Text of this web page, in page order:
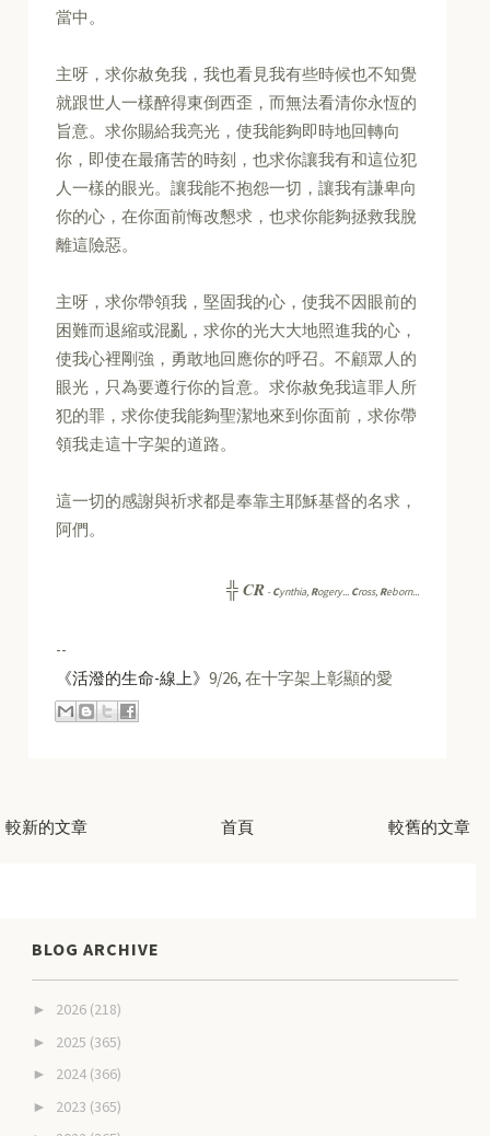
當中。
主呀，求你赦免我，我也看見我有些時候也不知覺
就跟世人一樣醉得東倒西歪，而無法看清你永恆的
旨意。求你賜給我亮光，使我能夠即時地回轉向
你，即使在最痛苦的時刻，也求你讓我有和這位犯
人一樣的眼光。讓我能不抱怨一切，讓我有謙卑向
你的心，在你面前悔改懇求，也求你能夠拯救我脫
離這險惡。
主呀，求你帶領我，堅固我的心，使我不因眼前的
困難而退縮或混亂，求你的光大大地照進我的心，
使我心裡剛強，勇敢地回應你的呼召。不顧眾人的
眼光，只為要遵行你的旨意。求你赦免我這罪人所
犯的罪，求你使我能夠聖潔地來到你面前，求你帶
領我走這十字架的道路。
這一切的感謝與祈求都是奉靠主耶穌基督的名求，
阿們。
╬CR -Cynthia, Rogery... Cross, Reborn...
--
《活潑的生命-線上》9/26, 在十字架上彰顯的愛
較新的文章 較舊的文章
首頁
BLOG ARCHIVE
► 2026 (218)
► 2025 (365)
► 2024 (366)
► 2023 (365)